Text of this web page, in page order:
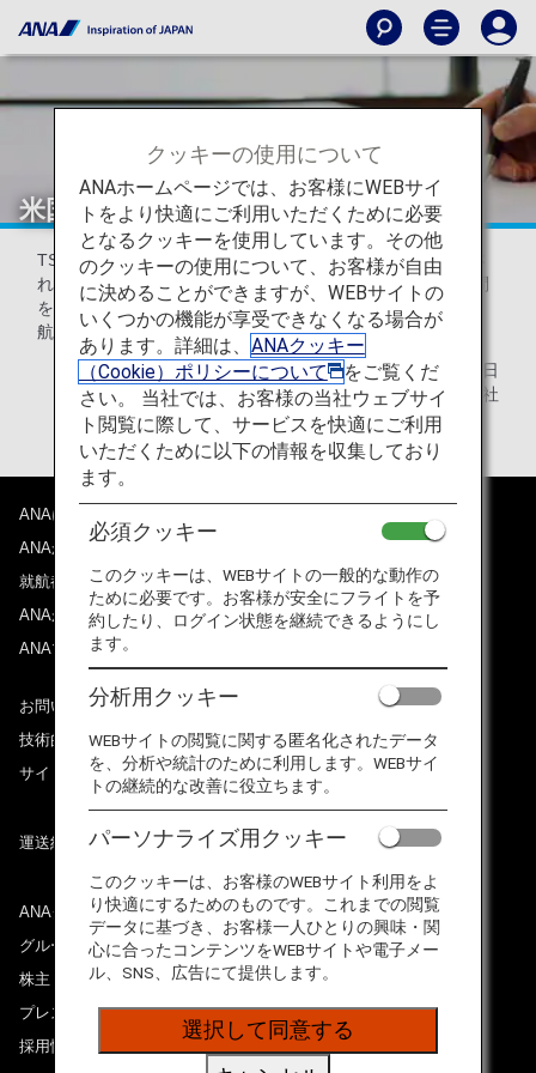
米国線日本出発時の保安質問について
TSA（米国運輸保安局）からの通達により、米国へご出発さ
れるお客様を対象に、成田・羽田空港にて保安に関する質問
をさせて頂きます。
航空保安の為、ご理解ご協力をお願い致します。
2018年4月24日
全日本空輸株式会社
ANAについて
ANAからのお知らせ
就航都市
ANAがお約束する体験
ANAマイレージクラブ
お問い合わせ
技術的なお問い合わせ（推奨環境）
サイトマップ
運送約款
ANAグループについて
グループ企業一覧
株主・投資家情報
プレスリリース
採用情報
クッキーの使用について
ANAホームページでは、お客様にWEBサイ
トをより快適にご利用いただくために必要
となるクッキーを使用しています。その他
のクッキーの使用について、お客様が自由
に決めることができますが、WEBサイトの
いくつかの機能が享受できなくなる場合が
あります。詳細は、 ANAクッキー
（Cookie）ポリシーについて
をご覧くだ
さい。 当社では、お客様の当社ウェブサイ
ト閲覧に際して、サービスを快適にご利用
いただくために以下の情報を収集しており
ます。
必須クッキー
このクッキーは、WEBサイトの一般的な動作の
ために必要です。お客様が安全にフライトを予
約したり、ログイン状態を継続できるようにし
ます。
分析用クッキー
WEBサイトの閲覧に関する匿名化されたデータ
を、分析や統計のために利用します。WEBサイ
トの継続的な改善に役立ちます。
パーソナライズ用クッキー
このクッキーは、お客様のWEBサイト利用をよ
り快適にするためのものです。これまでの閲覧
データに基づき、お客様一人ひとりの興味・関
心に合ったコンテンツをWEBサイトや電子メー
ル、SNS、広告にて提供します。
選択して同意する